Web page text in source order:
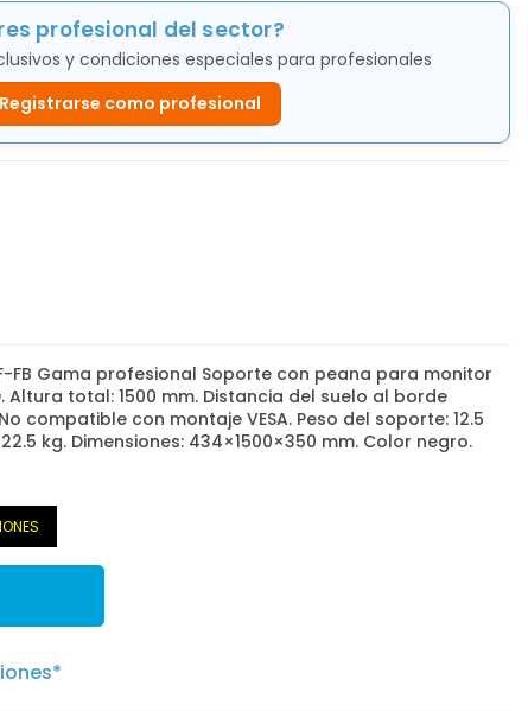
profesional del sector?
y condiciones especiales para profesionales
Registrarse como profesional
FB Gama profesional Soporte con peana para monitor
Altura total: 1500 mm. Distancia del suelo al borde
compatible con montaje VESA. Peso del soporte: 12.5
kg. Dimensiones: 434×1500×350 mm. Color negro.